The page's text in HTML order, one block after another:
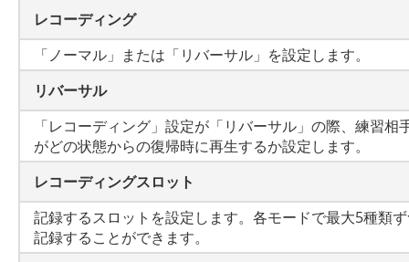
レコーディング
「ノーマル」または「リバーサル」を設定します。
リバーサル
「レコーディング」設定が「リバーサル」の際、練習相
がどの状態からの復帰時に再生するか設定します。
レコーディングスロット
記録するスロットを設定します。各モードで最大5種類
記録することができます。